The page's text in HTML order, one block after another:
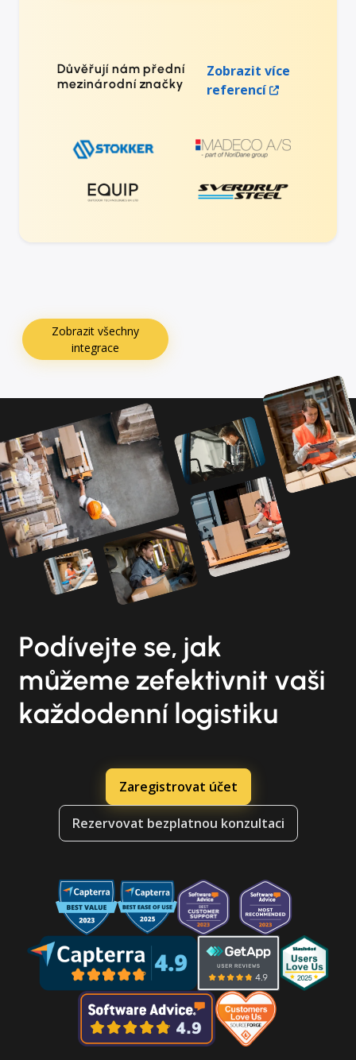
Důvěřují nám přední
mezinárodní značky
Zobrazit více
referencí
Zobrazit všechny
integrace
Podívejte se, jak
můžeme zefektivnit vaši
každodenní logistiku
Zaregistrovat účet
Rezervovat bezplatnou konzultaci